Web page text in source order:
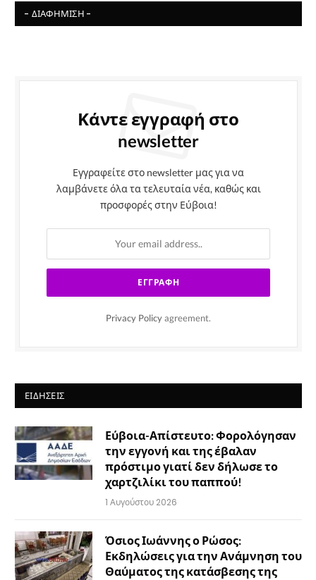
- ΔΙΑΦΉΜΙΣΗ -
Κάντε εγγραφή στο
newsletter
Εγγραφείτε στο newsletter μας για να
λαμβάνετε όλα τα τελευταία νέα, καθώς και
προσφορές στην Εύβοια!
Privacy Policy agreement.
ΕΙΔΉΣΕΙΣ
Εύβοια-Απίστευτο: Φορολόγησαν
την εγγονή και της έβαλαν
πρόστιμο γιατί δεν δήλωσε το
χαρτζιλίκι του παππού!
1 Αυγούστου 2026
Όσιος Ιωάννης ο Ρώσος:
Εκδηλώσεις για την Ανάμνηση του
Θαύματος της κατάσβεσης της